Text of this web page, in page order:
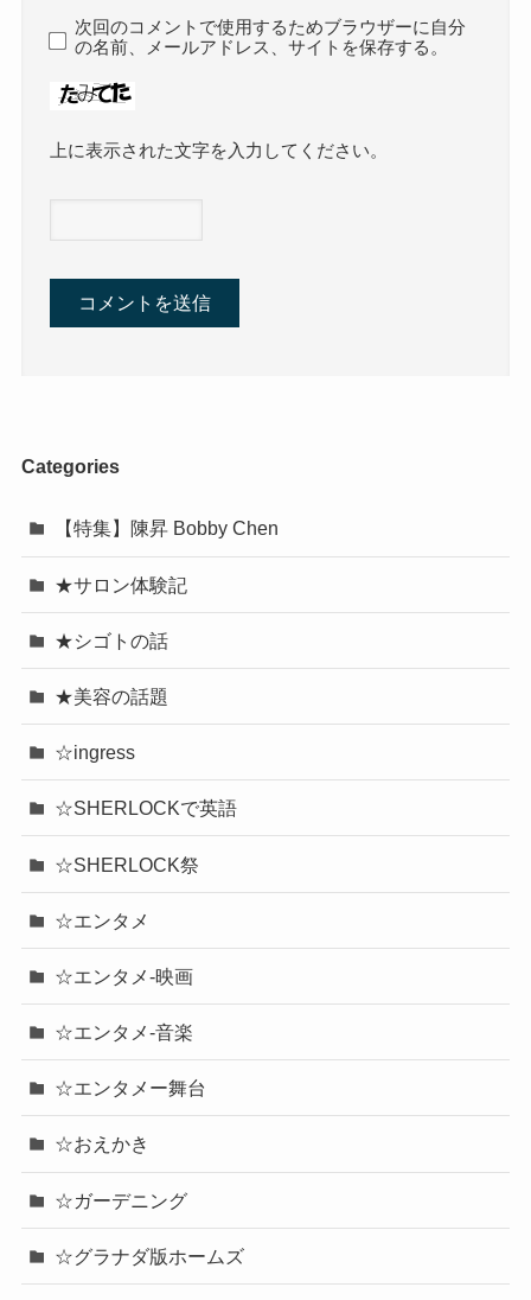
次回のコメントで使用するためブラウザーに自分
の名前、メールアドレス、サイトを保存する。
上に表示された文字を入力してください。
Categories
【特集】陳昇 Bobby Chen
★サロン体験記
★シゴトの話
★美容の話題
☆ingress
☆SHERLOCKで英語
☆SHERLOCK祭
☆エンタメ
☆エンタメ-映画
☆エンタメ-音楽
☆エンタメー舞台
☆おえかき
☆ガーデニング
☆グラナダ版ホームズ